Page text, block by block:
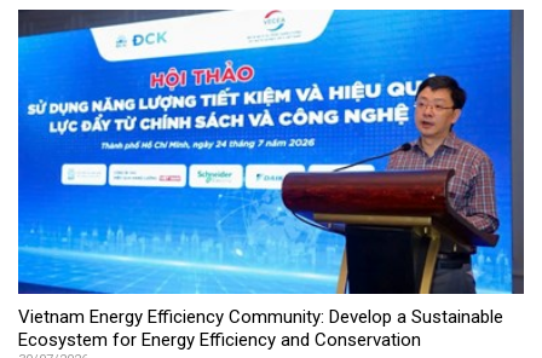
Vietnam Energy Efficiency Community: Develop a Sustainable
Ecosystem for Energy Efficiency and Conservation